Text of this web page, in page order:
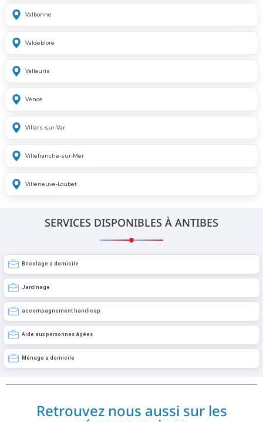
Valbonne
Valdeblore
Vallauris
Vence
Villars-sur-Var
Villefranche-sur-Mer
Villeneuve-Loubet
SERVICES DISPONIBLES À ANTIBES
Bricolage a domicile
Jardinage
accompagnement handicap
Aide aux personnes âgées
Ménage a domicile
Retrouvez nous aussi sur les